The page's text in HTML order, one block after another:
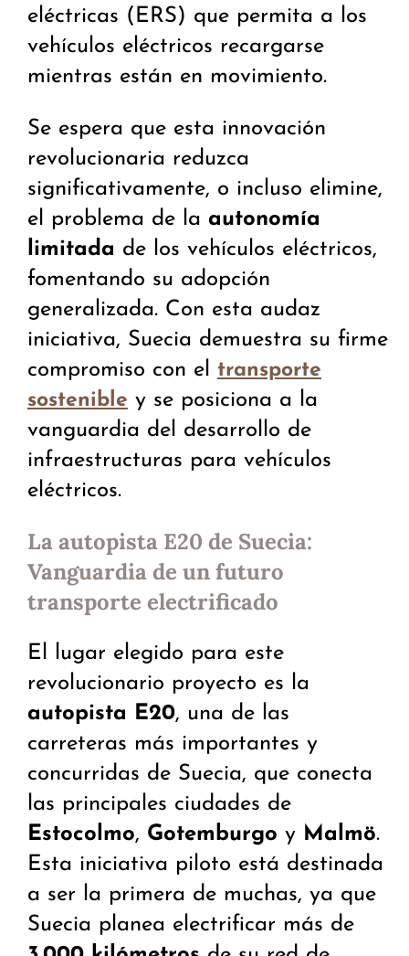
eléctricas (ERS) que permita a los
vehículos eléctricos recargarse
mientras están en movimiento.
Se espera que esta innovación
revolucionaria reduzca
significativamente, o incluso elimine,
el problema de la autonomía
limitada de los vehículos eléctricos,
fomentando su adopción
generalizada. Con esta audaz
iniciativa, Suecia demuestra su firme
compromiso con el transporte
sostenible y se posiciona a la
vanguardia del desarrollo de
infraestructuras para vehículos
eléctricos.
La autopista E20 de Suecia:
Vanguardia de un futuro
transporte electrificado
El lugar elegido para este
revolucionario proyecto es la
autopista E20, una de las
carreteras más importantes y
concurridas de Suecia, que conecta
las principales ciudades de
Estocolmo, Gotemburgo y Malmö.
Esta iniciativa piloto está destinada
a ser la primera de muchas, ya que
Suecia planea electrificar más de